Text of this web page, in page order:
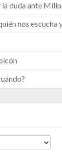
la duda ante
nos escucha